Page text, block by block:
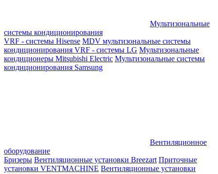
Мультизональные
системы кондиционирования
VRF - системы Hisense MDV мультизональные системы
кондиционирования VRF - системы LG Мультизональные
кондиционеры Mitsubishi Electric Мультизональные системы
кондиционирования Samsung
Вентиляционное
оборудование
Бризеры Вентиляционные установки Breezart Приточные
установки VENTMACHINE Вентиляционные установки